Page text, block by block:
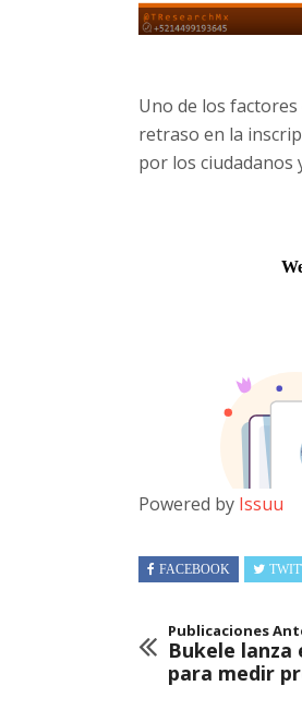
Uno de los
retraso en la
por los ciudadanos
Powered by Issuu
FACEBOOK
Publicaciones
Bukele
para medir